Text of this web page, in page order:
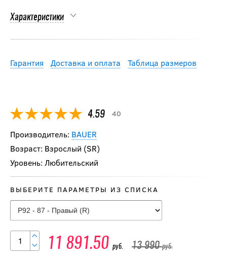
Характеристики
Гарантия Доставка и оплата Таблица размеров
4.59 40
Производитель: BAUER
Возраст: Взрослый (SR)
Уровень: Любительский
ВЫБЕРИТЕ ПАРАМЕТРЫ ИЗ СПИСКА
11 891.50 руб. 13 990руб.
Клюшка BAUER
S23 X SERIES SR
10 990